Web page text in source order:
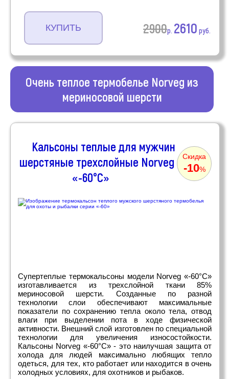
КУПИТЬ 2900р. 2610 руб.
Очень теплое термобелье Norveg из
мериносовой шерсти
Кальсоны теплые для мужчин
шерстяные трехслойные Norveg
«-60°C»
Скидка
-10%
Супертеплые термокальсоны модели Norveg «-60°C»
изготавливается из трехслойной ткани 85%
мериносовой шерсти. Созданные по разной
технологии слои обеспечивают максимальные
показатели по сохранению тепла около тела, отвод
влаги при выделении пота в ходе физической
активности. Внешний слой изготовлен по специальной
технологии для увеличения износостойкости.
Кальсоны Norveg «-60°C» - это наилучшая защита от
холода для людей максимально любящих тепло
одеться, для тех, кто работает или находится в очень
холодных условиях, для охотников и рыбаков.